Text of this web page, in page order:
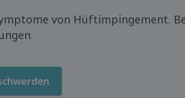
von Hüftimpingement.